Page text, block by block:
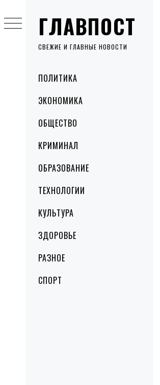
ГЛАВПОСТ
СВЕЖИЕ И ГЛАВНЫЕ НОВОСТИ
MenuПОЛИТИКА
ЭКОНОМИКА
ОБЩЕСТВО
КРИМИНАЛ
ОБРАЗОВАНИЕ
ТЕХНОЛОГИИ
КУЛЬТУРА
ЗДОРОВЬЕ
РАЗНОЕ
СПОРТ
to
content